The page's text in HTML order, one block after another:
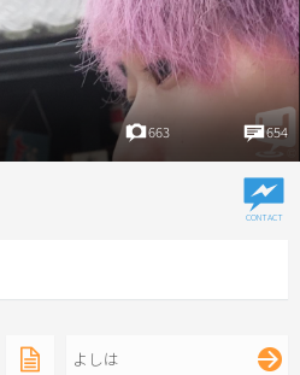
663 654
よしは